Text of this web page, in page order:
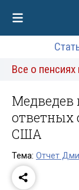
Все о пенсиях
ответных
США
Тема: Отчет